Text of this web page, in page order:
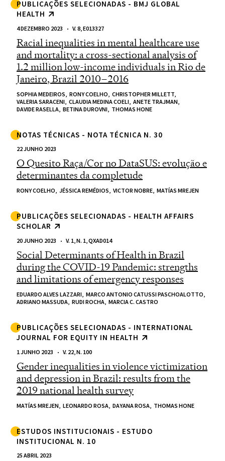
PUBLICAÇÕES SELECIONADAS - BMJ GLOBAL
HEALTH
4 DEZEMBRO 2023 V. 8, E013327
Racial inequalities in mental healthcare use
and mortality: a cross-sectional analysis of
1.2 million low-income individuals in Rio de
Janeiro, Brazil 2010–2016
SOPHIA MEDEIROS, RONY COELHO, CHRISTOPHER MILLETT,
VALERIA SARACENI, CLAUDIA MEDINA COELI, ANETE TRAJMAN,
DAVIDE RASELLA, BETINA DUROVNI, THOMAS HONE
NOTAS TÉCNICAS - NOTA TÉCNICA N. 30
22 JUNHO 2023
O Quesito Raça/Cor no DataSUS: evolução e
determinantes da completude
RONY COELHO, JÉSSICA REMÉDIOS, VICTOR NOBRE, MATÍAS MREJEN
PUBLICAÇÕES SELECIONADAS - HEALTH AFFAIRS
SCHOLAR
20 JUNHO 2023 V. 1, N. 1, QXAD014
Social Determinants of Health in Brazil
during the COVID-19 Pandemic: strengths
and limitations of emergency responses
EDUARDO ALVES LAZZARI, MARCO ANTONIO CATUSSI PASCHOALOTTO,
ADRIANO MASSUDA, RUDI ROCHA, MARCIA C. CASTRO
PUBLICAÇÕES SELECIONADAS - INTERNATIONAL
JOURNAL FOR EQUITY IN HEALTH
1 JUNHO 2023 V. 22, N. 100
Gender inequalities in violence victimization
and depression in Brazil: results from the
2019 national health survey
MATÍAS MREJEN, LEONARDO ROSA, DAYANA ROSA, THOMAS HONE
ESTUDOS INSTITUCIONAIS - ESTUDO
INSTITUCIONAL N. 10
25 ABRIL 2023